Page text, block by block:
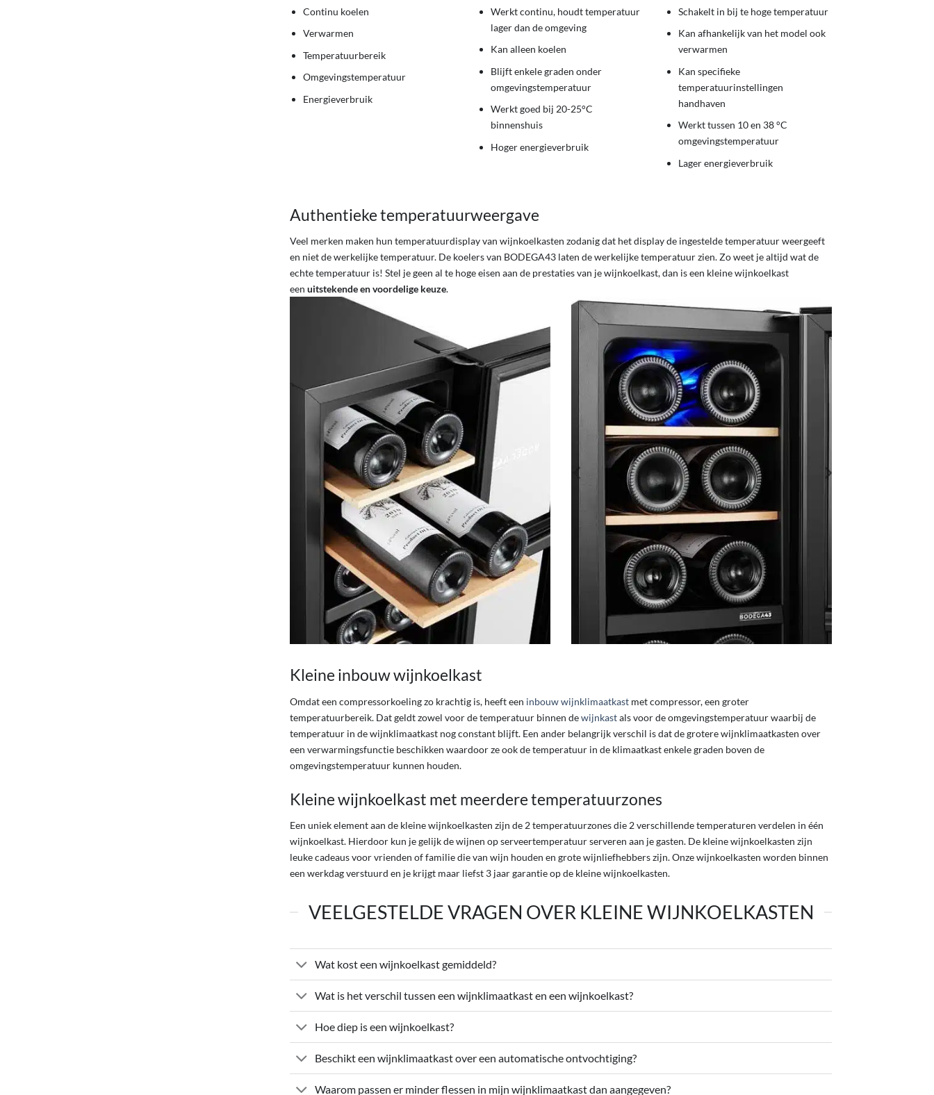
Continu koelen
Verwarmen
Temperatuurbereik
Omgevingstemperatuur
Energieverbruik
Werkt continu, houdt temperatuur
lager dan de omgeving
Kan alleen koelen
Blijft enkele graden onder
omgevingstemperatuur
Werkt goed bij 20-25°C
binnenshuis
Hoger energieverbruik
Schakelt in bij te hoge temperatuur
Kan afhankelijk van het model ook
verwarmen
Kan specifieke
temperatuurinstellingen
handhaven
Werkt tussen 10 en 38 °C
omgevingstemperatuur
Lager energieverbruik
Authentieke temperatuurweergave
Veel merken maken hun temperatuurdisplay van wijnkoelkasten zodanig dat het display de ingestelde temperatuur weergeeft
en niet de werkelijke temperatuur. De koelers van BODEGA43 laten de werkelijke temperatuur zien. Zo weet je altijd wat de
echte temperatuur is! Stel je geen al te hoge eisen aan de prestaties van je wijnkoelkast, dan is een kleine wijnkoelkast
een uitstekende en voordelige keuze.
Kleine inbouw wijnkoelkast
Omdat een compressorkoeling zo krachtig is, heeft een inbouw wijnklimaatkast met compressor, een groter
temperatuurbereik. Dat geldt zowel voor de temperatuur binnen dewijnkastals voor de omgevingstemperatuur waarbij de
temperatuur in de wijnklimaatkast nog constant blijft. Een ander belangrijk verschil is dat de grotere wijnklimaatkasten over
een verwarmingsfunctie beschikken waardoor ze ook de temperatuur in de klimaatkast enkele graden boven de
omgevingstemperatuur kunnen houden.
Kleine wijnkoelkast met meerdere temperatuurzones
Een uniek element aan de kleine wijnkoelkasten zijn de 2 temperatuurzones die 2 verschillende temperaturen verdelen in één
wijnkoelkast. Hierdoor kun je gelijk de wijnen op serveertemperatuur serveren aan je gasten. De kleine wijnkoelkasten zijn
leuke cadeaus voor vrienden of familie die van wijn houden en grote wijnliefhebbers zijn. Onze wijnkoelkasten worden binnen
een werkdag verstuurd en je krijgt maar liefst 3 jaar garantie op de kleine wijnkoelkasten.
VEELGESTELDE VRAGEN OVER KLEINE WIJNKOELKASTEN
Wat kost een wijnkoelkast gemiddeld?
Wat is het verschil tussen een wijnklimaatkast en een wijnkoelkast?
Hoe diep is een wijnkoelkast?
Beschikt een wijnklimaatkast over een automatische ontvochtiging?
Waarom passen er minder flessen in mijn wijnklimaatkast dan aangegeven?